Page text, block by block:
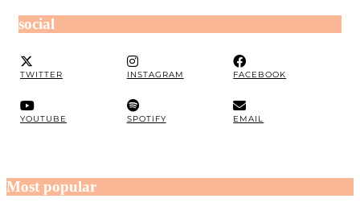
social
TWITTER INSTAGRAM FACEBOOK
YOUTUBE SPOTIFY EMAIL
Most popular